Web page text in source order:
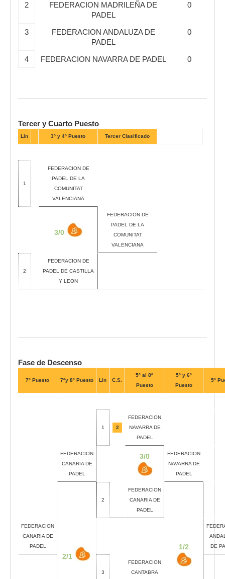
2
FEDERACION MADRILEÑA DE
PADEL
0
3
FEDERACION ANDALUZA DE
PADEL
0
4 FEDERACION NAVARRA DE PADEL 0
Tercer y Cuarto Puesto
Lin 3º y 4º Puesto Tercer Clasificado
1
FEDERACION DE
PADEL DE LA
COMUNITAT
VALENCIANA
3/0
FEDERACION DE
PADEL DE LA
COMUNITAT
VALENCIANA
2
FEDERACION DE
PADEL DE CASTILLA
Y LEON
Fase de Descenso
7º Puesto 7ºy 8º Puesto Lin C.S.
5º al 8º
Puesto
5º y 6º
Puesto
5º
1 2
FEDERACION
NAVARRA DE
PADEL
FEDERACION
CANARIA DE
PADEL
3/0
FEDERACION
NAVARRA DE
PADEL
2
FEDERACION
CANARIA DE
PADEL
FEDERACION
CANARIA DE
PADEL
2/1
1/2
DE
3
FEDERACION
CANTABRA